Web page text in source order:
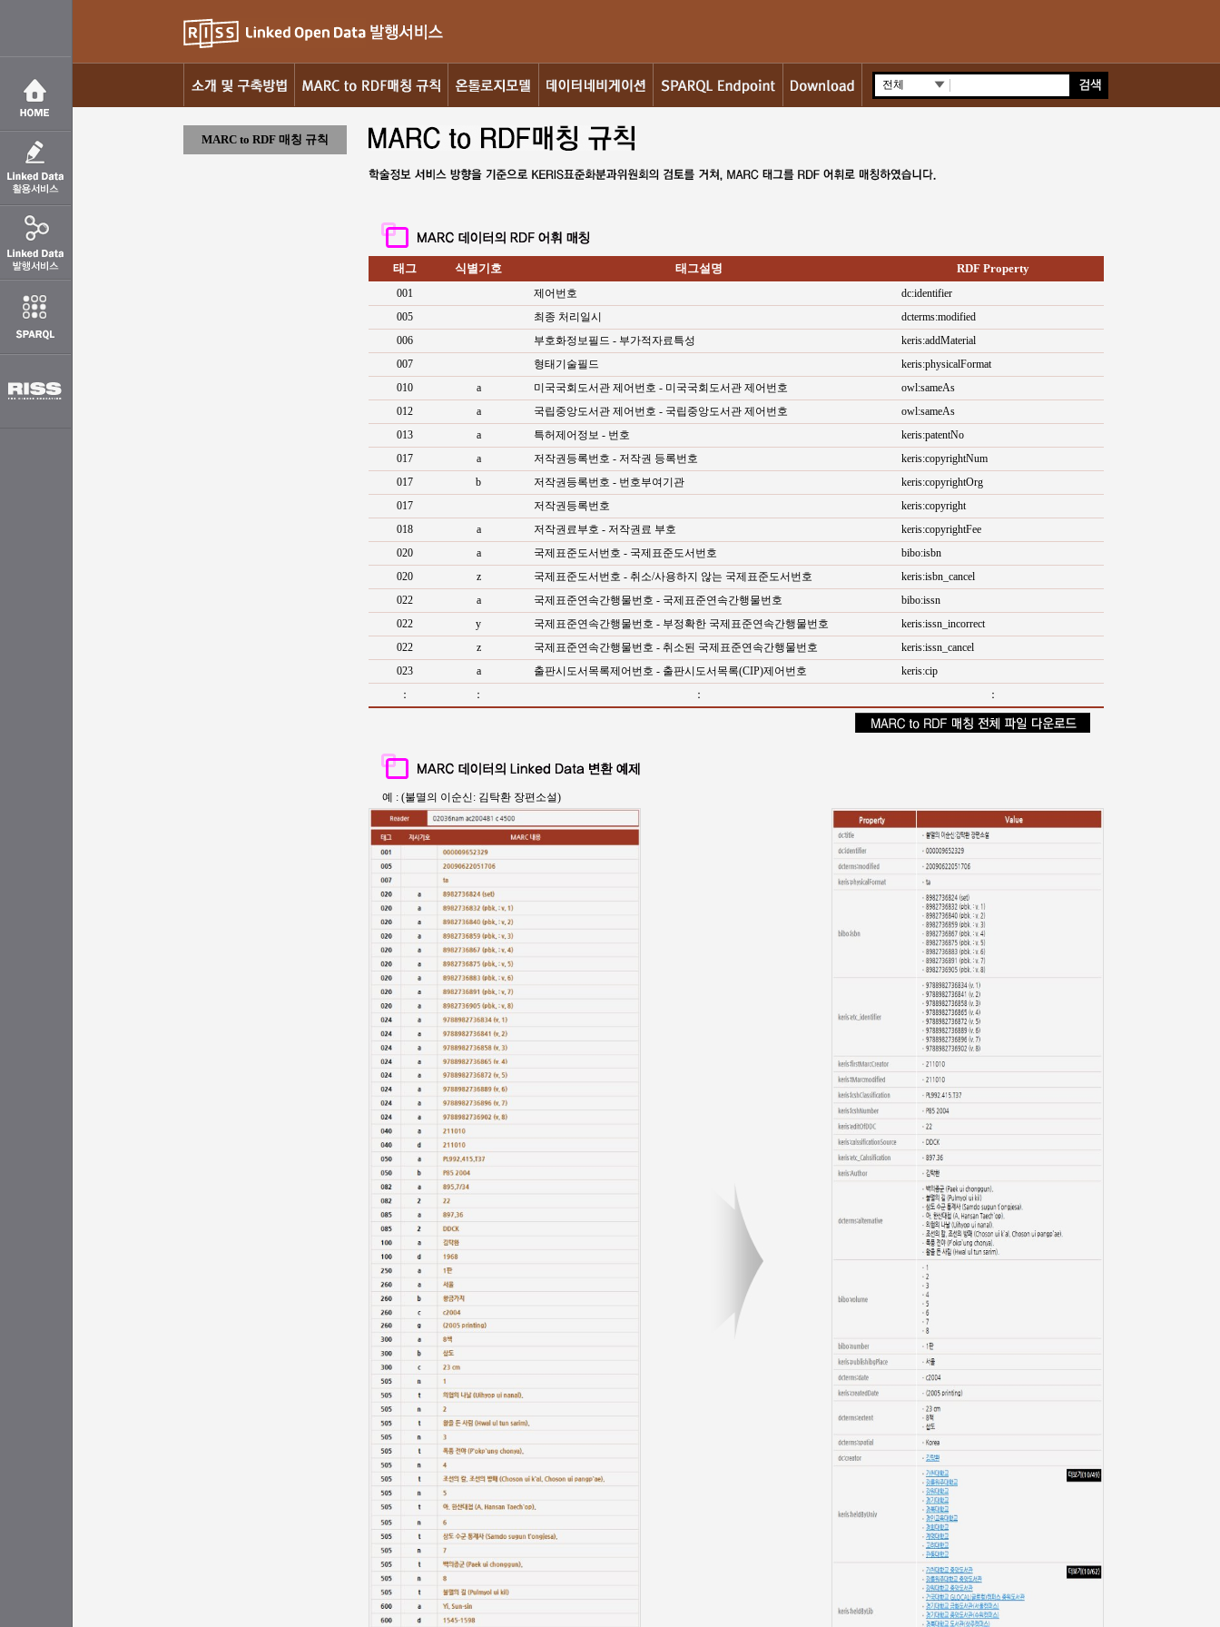
전체
MARC to RDF 매칭 규칙
태그 식별기호 태그설명 RDF Property
001 제어번호
dc:identifier
005
최종 처리일시
dcterms:modified
006
부호화정보필드 - 부가적자료특성
keris:addMaterial
007
형태기술필드
keris:physicalFormat
010
a 미국국회도서관 제어번호 - 미국국회도서관 제어번호
owl:sameAs
012
a 국립중앙도서관 제어번호 - 국립중앙도서관 제어번호
owl:sameAs
013
a 특허제어정보 - 번호
keris:patentNo
017
a 저작권등록번호 - 저작권 등록번호
keris:copyrightNum
017
b 저작권등록번호 - 번호부여기관
keris:copyrightOrg
017
저작권등록번호
keris:copyright
018
a 저작권료부호 - 저작권료 부호
keris:copyrightFee
020
a 국제표준도서번호 - 국제표준도서번호
bibo:isbn
020
z 국제표준도서번호 - 취소/사용하지 않는 국제표준도서번호
keris:isbn_cancel
022
a 국제표준연속간행물번호 - 국제표준연속간행물번호
bibo:issn
022
y 국제표준연속간행물번호 - 부정확한 국제표준연속간행물번호
keris:issn_incorrect
022
z 국제표준연속간행물번호 - 취소된 국제표준연속간행물번호
keris:issn_cancel
023
a 출판시도서목록제어번호 - 출판시도서목록(CIP)제어번호
keris:cip
：
： ： ：
예 : (불멸의 이순신: 김탁환 장편소설)